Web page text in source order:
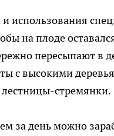
и использования
на плоде
пересыпают в
с высокими
стремянки.
за день можно